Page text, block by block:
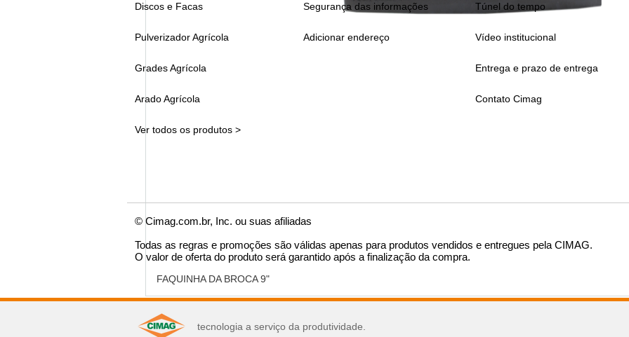
FAQUINHA DA BROCA 9"
você pode se interessar
Discos e Facas Segurança das informações Túnel do tempo
Pulverizador Agrícola Adicionar endereço Vídeo institucional
Grades Agrícola
Arado Agrícola
Entrega e prazo de entrega
Contato Cimag
Ver todos os produtos >
© Cimag.com.br, Inc. ou suas afiliadas
Todas as regras e promoções são válidas apenas para produtos vendidos e entregues pela CIMAG.
O valor de oferta do produto será garantido após a finalização da compra.
tecnologia a serviço da produtividade.